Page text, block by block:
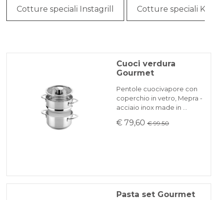
Cotture speciali Instagrill Cotture speciali
Cuoci verdura
Gourmet
Pentole cuocivapore con
coperchio in vetro, Mepra -
acciaio inox made in …
€ 79,60 € 99.50
Pasta set Gourmet